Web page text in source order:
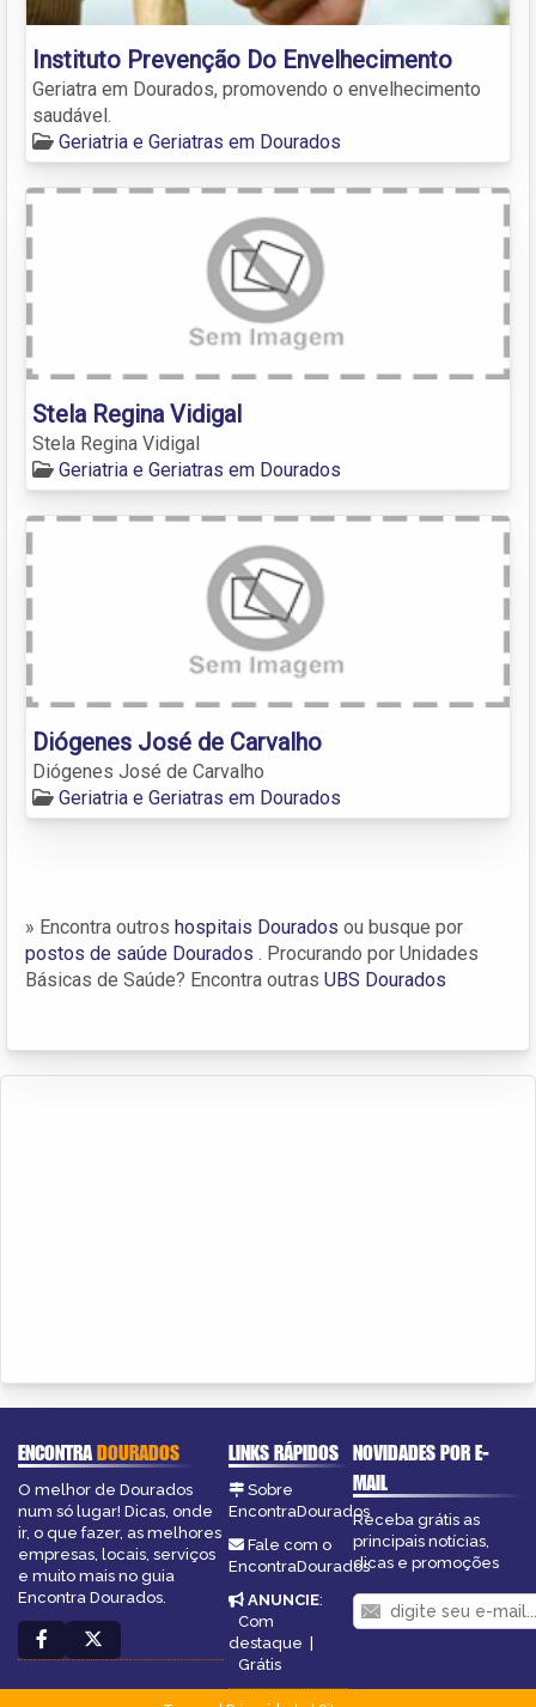
Instituto Prevenção Do Envelhecimento
Geriatra em Dourados, promovendo o envelhecimento
saudável.
Geriatria e Geriatras em Dourados
Stela Regina Vidigal
Stela Regina Vidigal
Geriatria e Geriatras em Dourados
Diógenes José de Carvalho
Diógenes José de Carvalho
Geriatria e Geriatras em Dourados
» Encontra outros hospitais Dourados ou busque por
postos de saúde Dourados . Procurando por Unidades
Básicas de Saúde? Encontra outras UBS Dourados
ENCONTRADOURADOS
O melhor de Dourados
num só lugar! Dicas, onde
ir, o que fazer, as melhores
empresas, locais, serviços
e muito mais no guia
Encontra Dourados.
LINKS RÁPIDOS
Sobre
EncontraDourados
Fale com o
EncontraDourados
ANUNCIE:
Com
destaque |
Grátis
NOVIDADES POR E-
MAIL
Receba grátis as
principais notícias,
dicas e promoções